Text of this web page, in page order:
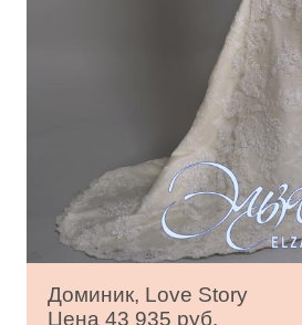
Доминик, Love Story
Цена 43 935 руб.